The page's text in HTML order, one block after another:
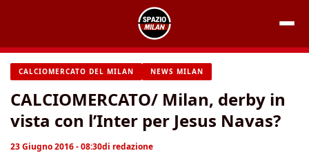
contenuto
CALCIOMERCATO DEL MILAN NEWS MILAN
CALCIOMERCATO/ Milan, derby in
vista con l’Inter per Jesus Navas?
23 Giugno 2016 - 08:30di redazione